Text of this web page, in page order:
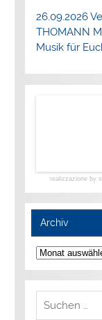
26.09.2026
THOMANN
Musik für
realizzazione by
Archiv
Archiv